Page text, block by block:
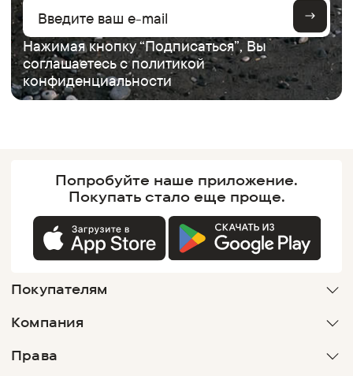
Нажимая кнопку “Подписаться”, Вы
соглашаетесь сполитикой
конфиденциальности
Попробуйте наше приложение.
Покупатьстало еще проще.
Покупателям
Компания
Права